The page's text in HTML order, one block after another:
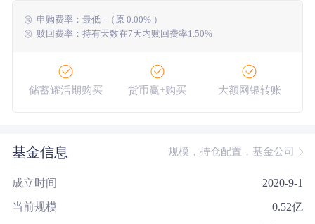
成立以来 13.46%
申购费率： 最低--（原 0.00%）
赎回费率：持有天数在7天内赎回费率1.50%
储蓄罐活期购买 货币赢+购买 大额网银转账
基金信息 规模，持仓配置，基金公司
成立时间 2020-9-1
当前规模 0.52亿